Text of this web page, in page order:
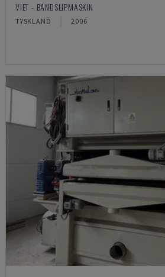
VIET - BANDSLIPMASKIN
TYSKLAND 2006